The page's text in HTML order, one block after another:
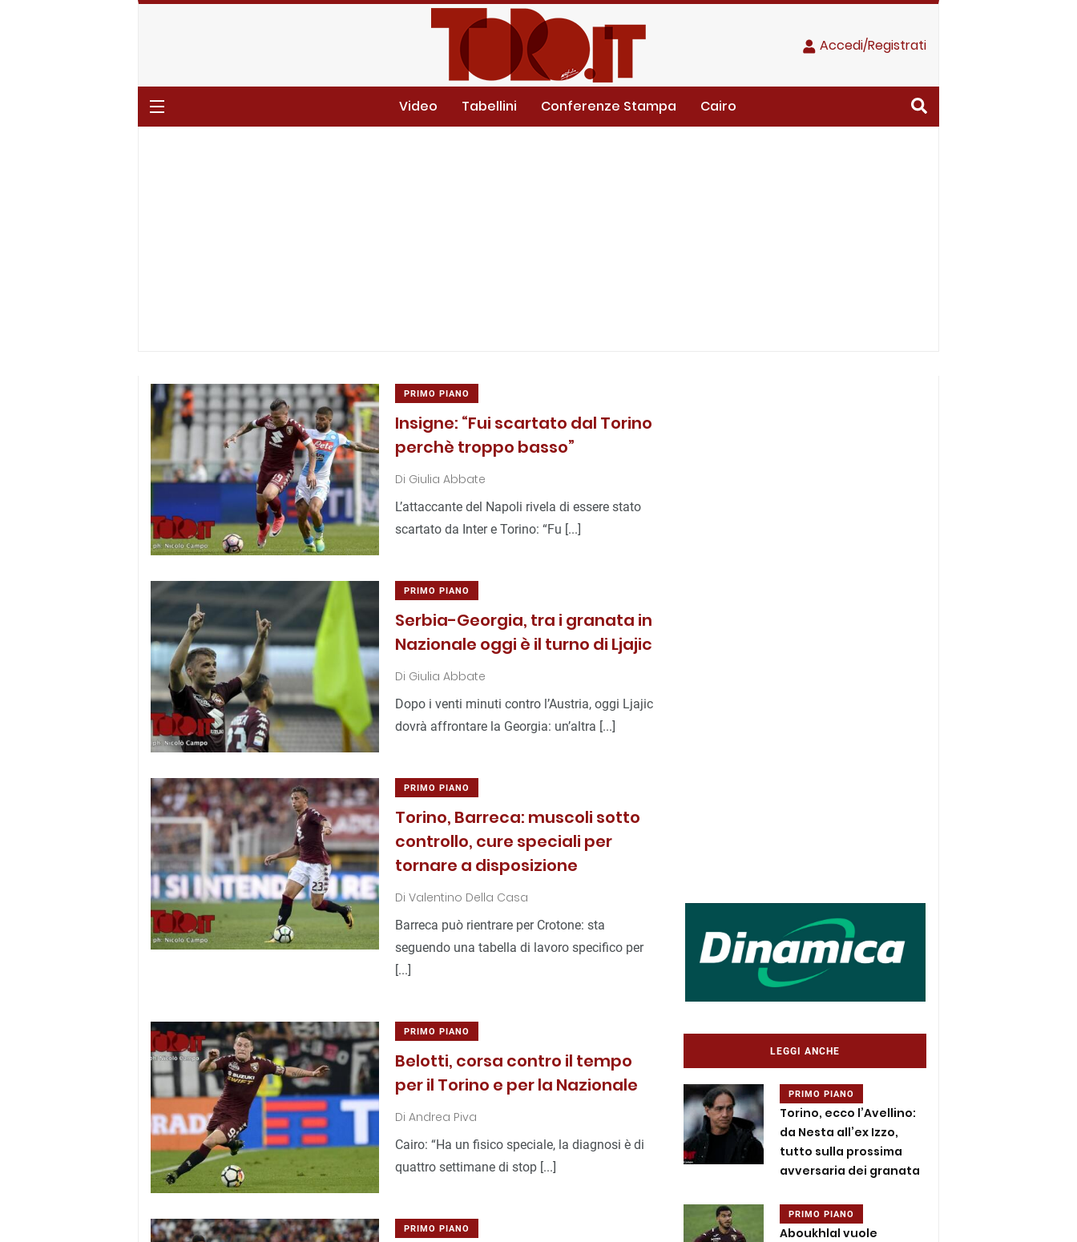
Accedi/Registrati
Video Tabellini Conferenze Stampa Cairo
PRIMO PIANO
Insigne: “Fui scartato dal Torino
perchè troppo basso”
Di Giulia Abbate
L’attaccante del Napoli rivela di essere stato
scartato da Inter e Torino: “Fu [...]
PRIMO PIANO
Serbia-Georgia, tra i granata in
Nazionale oggi è il turno di Ljajic
Di Giulia Abbate
Dopo i venti minuti contro l’Austria, oggi Ljajic
dovrà affrontare la Georgia: un’altra [...]
PRIMO PIANO
Torino, Barreca: muscoli sotto
controllo, cure speciali per
tornare a disposizione
Di Valentino Della Casa
Barreca può rientrare per Crotone: sta
seguendo una tabella di lavoro specifico per
[...]
PRIMO PIANO
Belotti, corsa contro il tempo
per il Torino e per la Nazionale
Di Andrea Piva
Cairo: “Ha un fisico speciale, la diagnosi è di
quattro settimane di stop [...]
PRIMO PIANO
LEGGI ANCHE
PRIMO PIANO
Torino, ecco l’Avellino:
da Nesta all’ex Izzo,
tutto sulla prossima
avversaria dei granata
PRIMO PIANO
Aboukhlal vuole